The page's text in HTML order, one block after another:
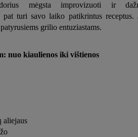
mėgsta improvizuoti ir
pat turi savo laiko patikrintus receptus.
grilio entuziastams.
nuo kiaulienos iki vištienos
aliejaus